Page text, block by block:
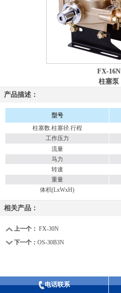
FX-16N
柱塞泵
产品描述：
型号
柱塞数.柱塞径.行程
工作压力
流量
马力
转速
重量
体积(LxWxH)
相关产品：
上一个： FX-30N
下一个： OS-30B3N
电话联系